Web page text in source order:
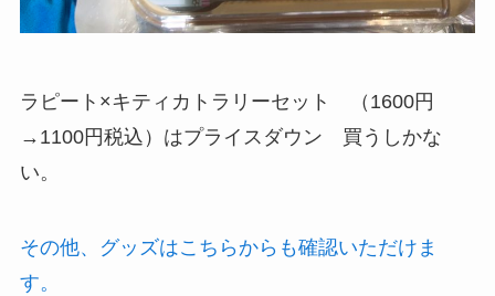
ラピート×キティカトラリーセット （1600円
→1100円税込）はプライスダウン 買うしかな
い。
その他、グッズはこちらからも確認いただけま
す。